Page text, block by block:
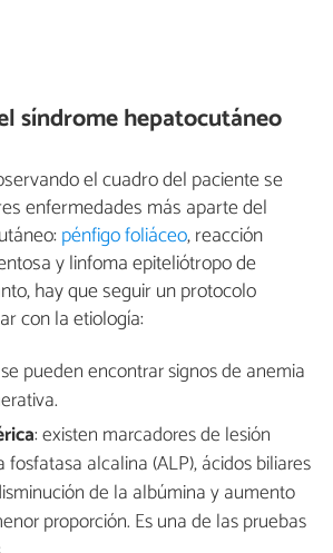
síndrome hepatocutáneo
el cuadro del paciente se
enfermedades más aparte del
pénfigo foliáceo, reacción
y linfoma epiteliótropo de
hay que seguir un protocolo
con la etiología:
pueden encontrar signos de anemia
: existen marcadores de lesión
alcalina (ALP), ácidos biliares
de la albúmina y aumento
proporción. Es una de las pruebas